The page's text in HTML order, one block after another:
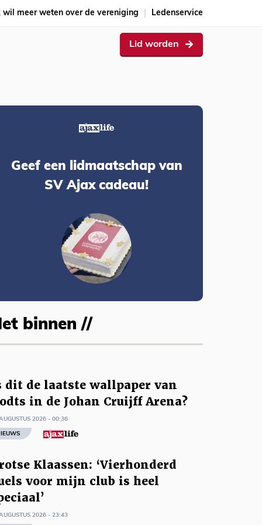
wil meer weten over de vereniging Ledenservice
Lid worden
Geef een lidmaatschap van
SV Ajax cadeau!
binnen //
dit de laatste wallpaper van
in de Johan Cruijff Arena?
2026 - 00:36
Klaassen: ‘Vierhonderd
voor mijn club is heel
2026 - 23:43